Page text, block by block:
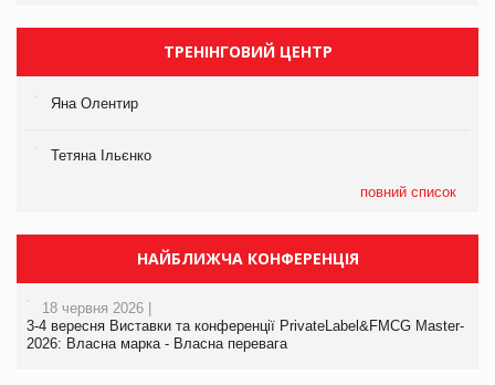
ТРЕНІНГОВИЙ ЦЕНТР
Яна Олентир
Тетяна Ільєнко
повний список
НАЙБЛИЖЧА КОНФЕРЕНЦІЯ
18 червня 2026 |
3-4 вересня Виставки та конференції PrivateLabel&FMCG Master-
2026: Власна марка - Власна перевага